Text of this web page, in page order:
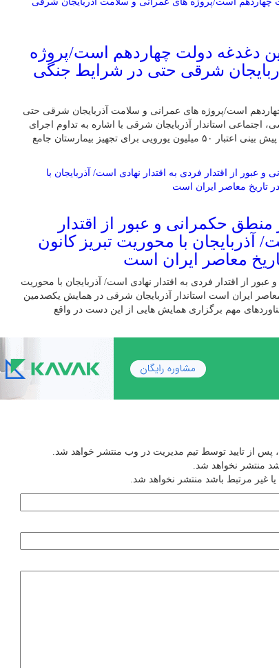
دغدغه دولت چهاردهم است/پروژه
شرقی حتی در شرایط جنگی
است/پروژه ‌های عمرانی و سلامت آذربایجان شرقی حتی
استاندار آذربایجان شرقی با اشاره به تداوم اجرای
پروژه ‌های عمرانی و سلامت در استان، از پیش ‌بینی اعتبار ۵۰ میلیون یورویی برای تجهیز بیمارستان جامع
حکمرانی و عبور از اقتدار
آذربایجان با محوریت تبریز کانون
معاصر ایران است
از اقتدار فردی به اقتدار نهادی است/ آذربایجان با محوریت
معاصر ایران است استاندار آذربایجان شرقی در همایش یکصدمین
مهم برگزاری همایش هایی از این دست در واقع
از تایید توسط تیم مدیریت در وب منتشر خواهد شد.
منتشر نخواهد شد.
غیر مرتبط باشد منتشر نخواهد شد.